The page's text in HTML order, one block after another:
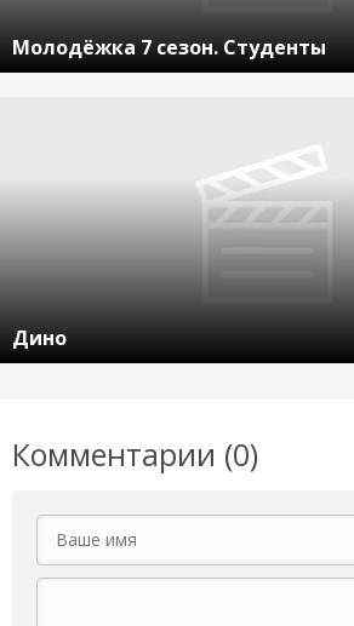
Молодёжка 7 сезон. Студенты
Дино
Комментарии (0)